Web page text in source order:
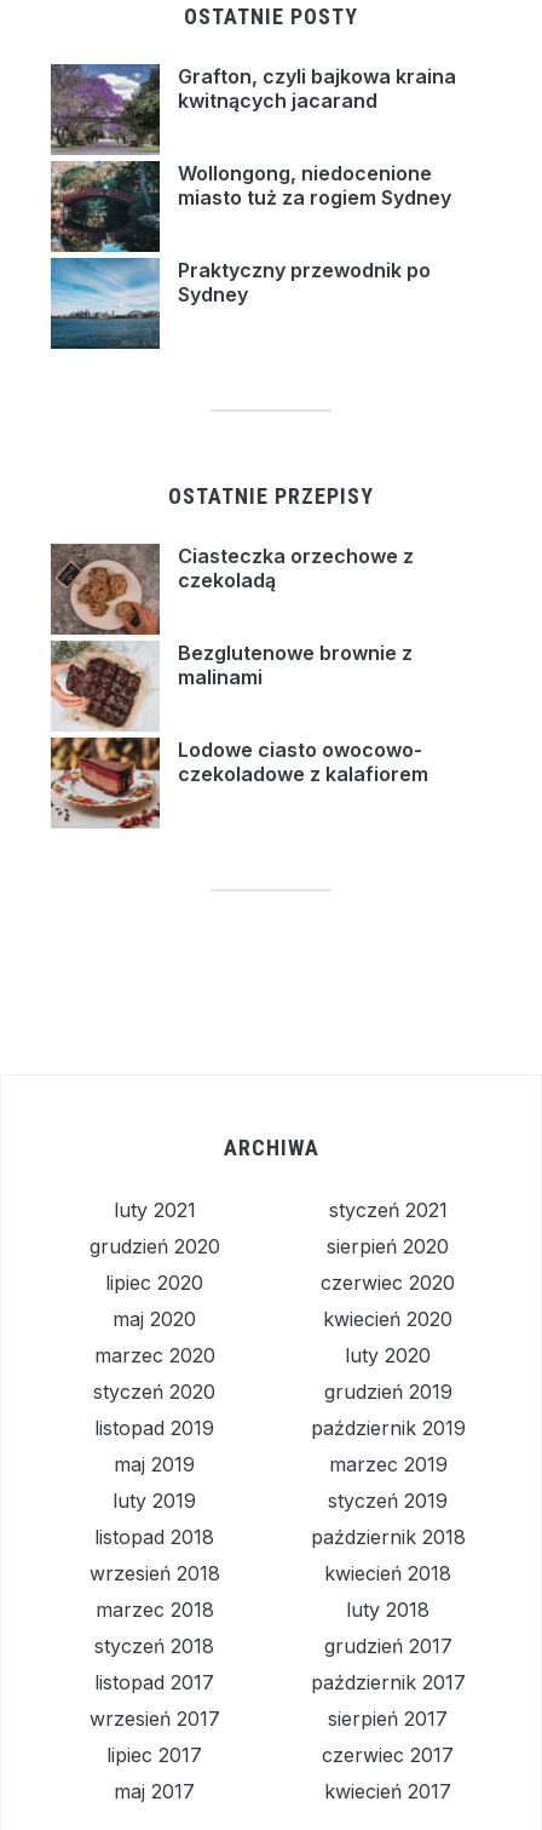
OSTATNIE POSTY
Grafton, czyli bajkowa kraina
kwitnących jacarand
Wollongong, niedocenione
miasto tuż za rogiem Sydney
Praktyczny przewodnik po
Sydney
OSTATNIE PRZEPISY
Ciasteczka orzechowe z
czekoladą
Bezglutenowe brownie z
malinami
Lodowe ciasto owocowo-
czekoladowe z kalafiorem
ARCHIWA
luty 2021
styczeń 2021
grudzień 2020
sierpień 2020
lipiec 2020
czerwiec 2020
maj 2020
kwiecień 2020
marzec 2020
luty 2020
styczeń 2020
grudzień 2019
listopad 2019
październik 2019
maj 2019
marzec 2019
luty 2019
styczeń 2019
listopad 2018
październik 2018
wrzesień 2018
kwiecień 2018
marzec 2018
luty 2018
styczeń 2018
grudzień 2017
listopad 2017
październik 2017
wrzesień 2017
sierpień 2017
lipiec 2017
czerwiec 2017
maj 2017
kwiecień 2017